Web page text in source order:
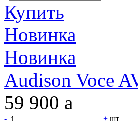
Купить
Новинка
Новинка
Audison Voce
59 900 a
- + шт